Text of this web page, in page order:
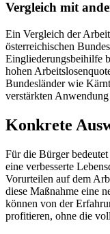
Vergleich mit
Ein Vergleich der
österreichischen
Eingliederungsbeihilfe
hohen
Bundesländer wie
verstärkten
Konkrete
Für die Bürger
eine verbesserte
Vorurteilen auf dem
diese Maßnahme eine
können von der
profitieren, ohne die